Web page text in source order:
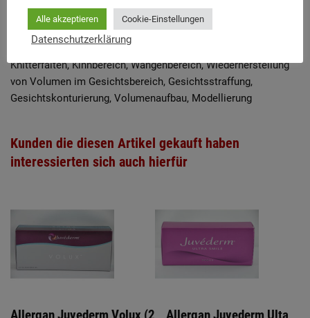
Anwendungsgebiet(e)
Knitterfalten, Kinnbereich, Wangenbereich, Wiederherstellung
von Volumen im Gesichtsbereich, Gesichtsstraffung,
Gesichtskonturierung, Volumenaufbau, Modellierung
Kunden die diesen Artikel gekauft haben
interessierten sich auch hierfür
Allergan Juvederm Volux (2
Allergan Juvederm Ulta
Alle akzeptieren Cookie-Einstellungen
Datenschutzerklärung